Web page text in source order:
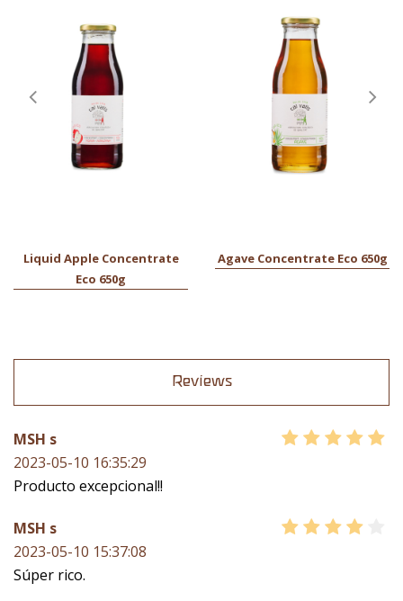
Liquid Apple Concentrate
Eco 650g
Agave Concentrate Eco 650g
Reviews
MSH s
2023-05-10 16:35:29
Producto excepcional!!
MSH s
2023-05-10 15:37:08
Súper rico.